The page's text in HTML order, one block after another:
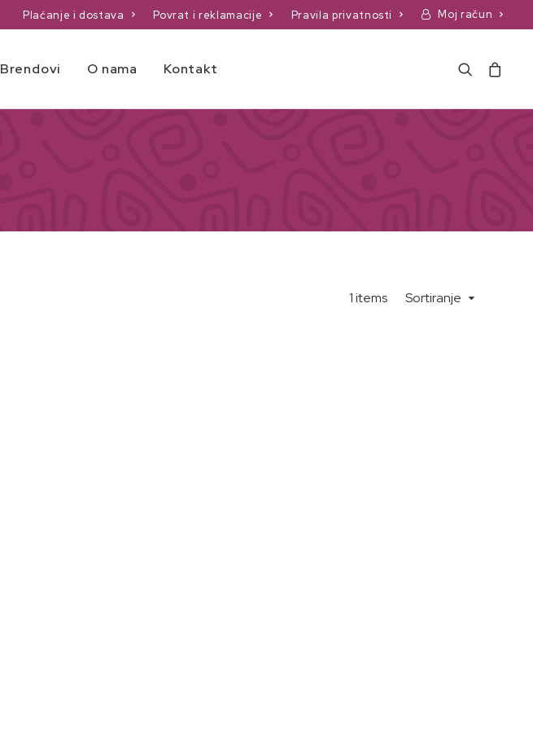
Plaćanje i dostava Povrat i reklamacije Pravila privatnosti Moj račun
Brendovi O nama Kontakt
Sortiranje
1 items